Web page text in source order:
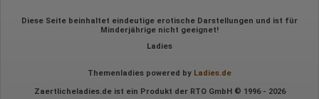
Welche Videos angeschaut?
Wurden Werbebanner angeklickt?
Portals oder hat er sie komplett verlassen?
Europäische Union & USA
Diese Seite beinhaltet eindeutige erotische Darstellungen und ist für
Minderjährige nicht geeignet!
Ladies
Themenladies powered by Ladies.de
Zaertlicheladies.de ist ein Produkt der RTO GmbH © 1996 - 2026